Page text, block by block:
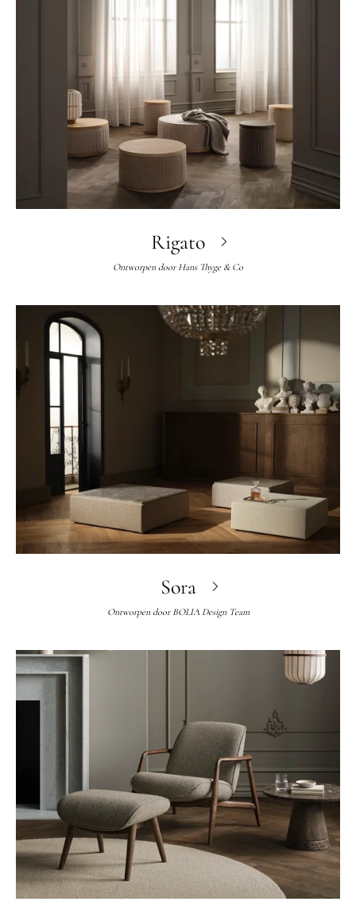
Rigato
Ontworpen door Hans Thyge & Co
Sora
Ontworpen door BOLIA Design Team